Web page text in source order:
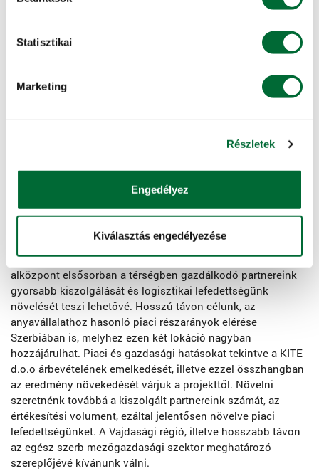
Statisztikai
Marketing
Részletek
Engedélyez
Kiválasztás engedélyezése
Ezen infrastrukturális fejlesztések nagyban hozzájárulnak a
vállalat tevékenységének minőségi javulásához, illetve
területi lefedettségünk növeléséhez. A Csenej településen
felépítendő központi irodaház tekintélyes megjelenésében
is méltó lesz a magyarországi anyavállalat hazai piacon
betöltött jelentőségéhez. Az új szávaszentdemeteri
alközpont elsősorban a térségben gazdálkodó partnereink
gyorsabb kiszolgálását és logisztikai lefedettségünk
növelését teszi lehetővé. Hosszú távon célunk, az
anyavállalathoz hasonló piaci részarányok elérése
Szerbiában is, melyhez ezen két lokáció nagyban
hozzájárulhat. Piaci és gazdasági hatásokat tekintve a KITE
d.o.o árbevételének emelkedését, illetve ezzel összhangban
az eredmény növekedését várjuk a projekttől. Növelni
szeretnénk továbbá a kiszolgált partnereink számát, az
értékesítési volument, ezáltal jelentősen növelve piaci
lefedettségünket. A Vajdasági régió, illetve hosszabb távon
az egész szerb mezőgazdasági szektor meghatározó
szereplőjévé kívánunk válni.